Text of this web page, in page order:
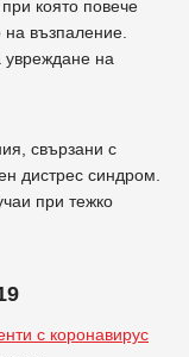
която повече
възпаление.
увреждане на
свързани с
дистрес синдром.
при тежко
с коронавирус